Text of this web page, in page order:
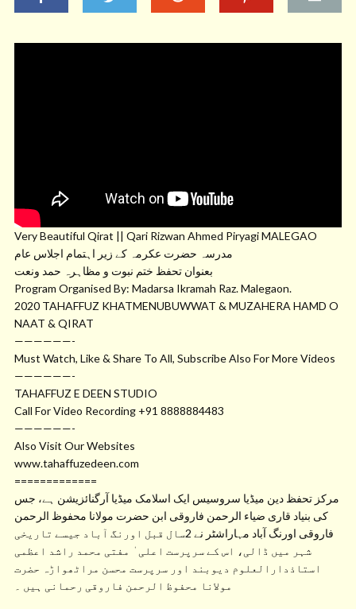
Very Beautiful Qirat || Qari Rizwan Ahmed Piryagi MALEGAO
مدرسہ حضرت عکرمہ کے زیر اہتمام اجلاس عام
بعنوان تحفظ ختم نبوت و مظاہرہ حمد ونعت
Program Organised By: Madarsa Ikramah Raz. Malegaon.
2020 TAHAFFUZ KHATMENUBUWWAT & MUZAHERA HAMD O
NAAT & QIRAT
——————-
Must Watch, Like & Share To All, Subscribe Also For More Videos
——————-
TAHAFFUZ E DEEN STUDIO
Call For Video Recording +91 8888884483
——————-
Also Visit Our Websites
www.tahaffuzedeen.com
=============
مرکز تحفظ دین میڈیا سروسیس ایک اسلامک میڈیا آرگنائزیشن ہے، جس
کی بنیاد قاری ضیاء الرحمن فاروقی ابن حضرت مولانا محفوظ الرحمن
فاروقی اورنگ آباد مہاراشٹر نے 2سال قبل اورنگ آباد جیسے تاریخی
شہر میں ڈالی، اس کے سرپرست اعلی ٰ مفتی محمد راشد اعظمی
استاذدارالعلوم دیوبند اور سرپرست محسن مراٹھواڑہ حضرت
مولانا محفوظ الرحمن فاروقی رحمانی ہیں ۔